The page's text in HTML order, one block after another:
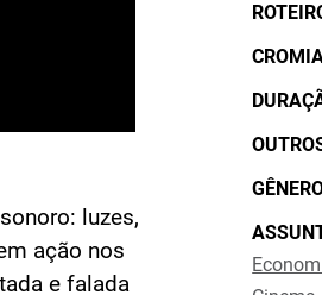
luzes,
ação nos
e falada